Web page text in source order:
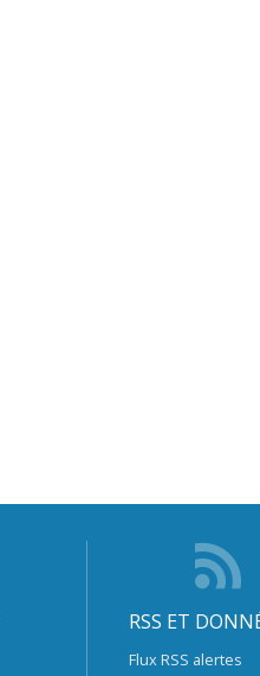
RSS ET
Flux RSS alertes